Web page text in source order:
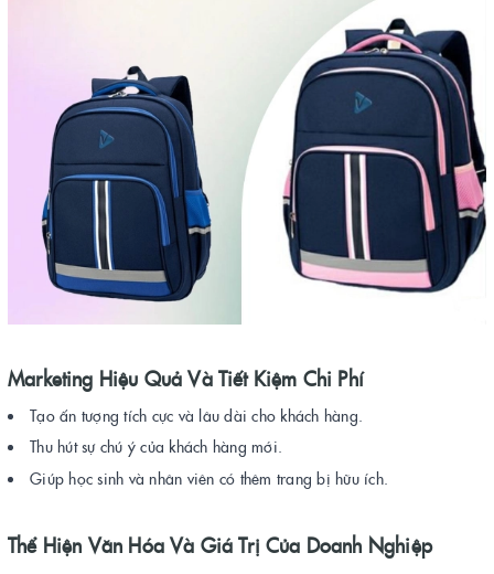
Marketing Hiệu Quả Và Tiết Kiệm Chi Phí
Tạo ấn tượng tích cực và lâu dài cho khách hàng.
Thu hút sự chú ý của khách hàng mới.
Giúp học sinh và nhân viên có thêm trang bị hữu ích.
Thể Hiện Văn Hóa Và Giá Trị Của Doanh Nghiệp